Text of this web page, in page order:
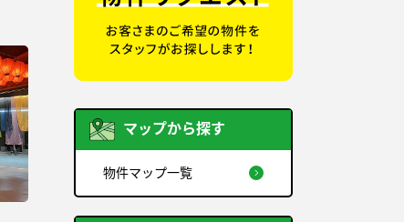
マップから探す
物件マップ一覧